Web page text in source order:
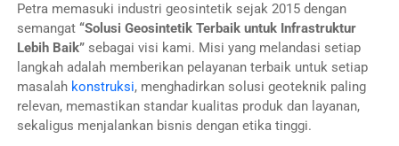
Petra memasuki industri geosintetik sejak 2015 dengan
semangat “Solusi Geosintetik Terbaik untuk Infrastruktur
Lebih Baik”sebagai visi kami. Misi yang melandasi setiap
langkah adalah memberikan pelayanan terbaik untuk setiap
masalah konstruksi, menghadirkan solusi geoteknik paling
relevan, memastikan standar kualitas produk dan layanan,
sekaligus menjalankan bisnis dengan etika tinggi.